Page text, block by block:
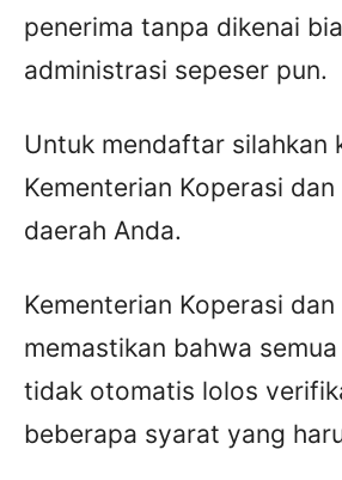
penerima tanpa dikenai
administrasi sepeser pun.
Untuk mendaftar silahkan
Kementerian Koperasi
daerah Anda.
Kementerian Koperasi dan
memastikan bahwa
tidak otomatis lolos
beberapa syarat yang